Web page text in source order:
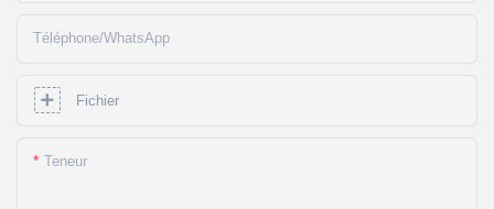
Téléphone/WhatsApp
Fichier
Teneur